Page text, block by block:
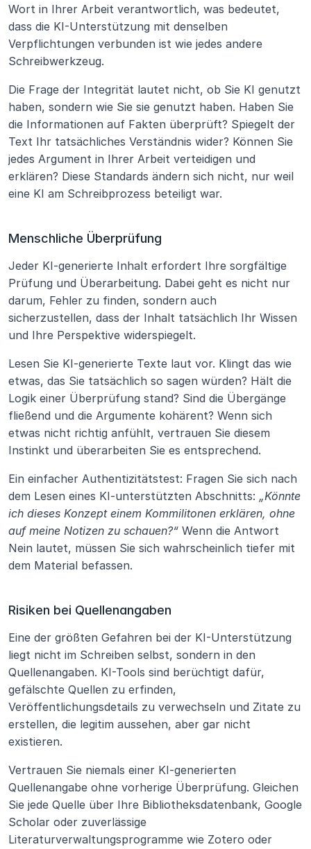
Wort in Ihrer Arbeit verantwortlich, was bedeutet,
dass die KI-Unterstützung mit denselben
Verpflichtungen verbunden ist wie jedes andere
Schreibwerkzeug.
Die Frage der Integrität lautet nicht, ob Sie KI genutzt
haben, sondern wie Sie sie genutzt haben. Haben Sie
die Informationen auf Fakten überprüft? Spiegelt der
Text Ihr tatsächliches Verständnis wider? Können Sie
jedes Argument in Ihrer Arbeit verteidigen und
erklären? Diese Standards ändern sich nicht, nur weil
eine KI am Schreibprozess beteiligt war.
Menschliche Überprüfung
Jeder KI-generierte Inhalt erfordert Ihre sorgfältige
Prüfung und Überarbeitung. Dabei geht es nicht nur
darum, Fehler zu finden, sondern auch
sicherzustellen, dass der Inhalt tatsächlich Ihr Wissen
und Ihre Perspektive widerspiegelt.
Lesen Sie KI-generierte Texte laut vor. Klingt das wie
etwas, das Sie tatsächlich so sagen würden? Hält die
Logik einer Überprüfung stand? Sind die Übergänge
fließend und die Argumente kohärent? Wenn sich
etwas nicht richtig anfühlt, vertrauen Sie diesem
Instinkt und überarbeiten Sie es entsprechend.
Ein einfacher Authentizitätstest: Fragen Sie sich nach
dem Lesen eines KI-unterstützten Abschnitts: „Könnte
ich dieses Konzept einem Kommilitonen erklären, ohne
auf meine Notizen zu schauen?“ Wenn die Antwort
Nein lautet, müssen Sie sich wahrscheinlich tiefer mit
dem Material befassen.
Risiken bei Quellenangaben
Eine der größten Gefahren bei der KI-Unterstützung
liegt nicht im Schreiben selbst, sondern in den
Quellenangaben. KI-Tools sind berüchtigt dafür,
gefälschte Quellen zu erfinden,
Veröffentlichungsdetails zu verwechseln und Zitate zu
erstellen, die legitim aussehen, aber gar nicht
existieren.
Vertrauen Sie niemals einer KI-generierten
Quellenangabe ohne vorherige Überprüfung. Gleichen
Sie jede Quelle über Ihre Bibliotheksdatenbank, Google
Scholar oder zuverlässige
Literaturverwaltungsprogramme wie Zotero oder